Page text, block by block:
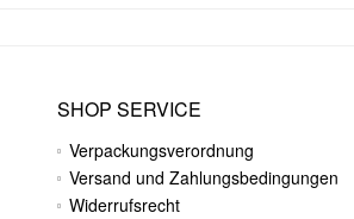
SHOP SERVICE
Verpackungsverordnung
Versand und Zahlungsbedingungen
Widerrufsrecht